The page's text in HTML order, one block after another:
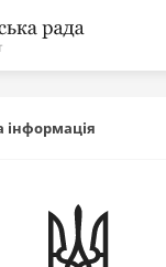
Про місто
інформація